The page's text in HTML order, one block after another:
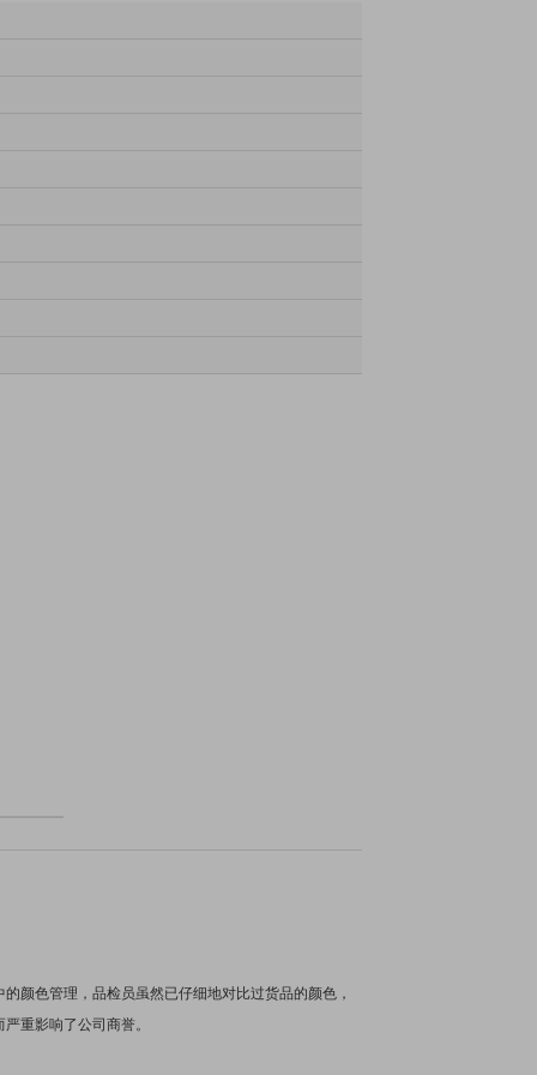
颜色管理，品检员虽然已仔细地对比过货品的颜色，
重影响了公司商誉。